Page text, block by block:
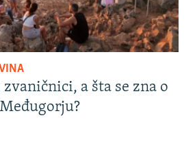
a šta se zna o